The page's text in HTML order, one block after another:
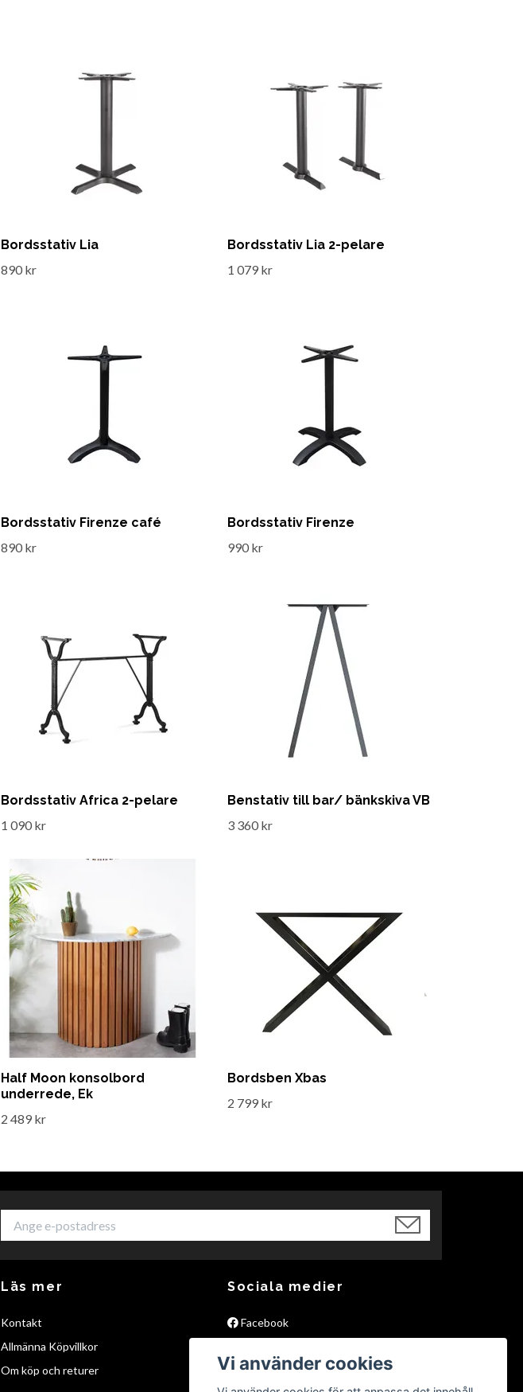
Bordsstativ Lia
890 kr
Bordsstativ Lia 2-pelare
1 079 kr
Bordsstativ Firenze café
890 kr
Bordsstativ Firenze
990 kr
Bordsstativ Africa 2-pelare
1 090 kr
Benstativ till bar/ bänkskiva VB
3 360 kr
Half Moon konsolbord
underrede, Ek
2 489 kr
Bordsben Xbas
2 799 kr
Läs mer
Kontakt
Allmänna Köpvillkor
Om köp och returer
Sociala medier
Facebook
Pinterest
Vi använder cookies